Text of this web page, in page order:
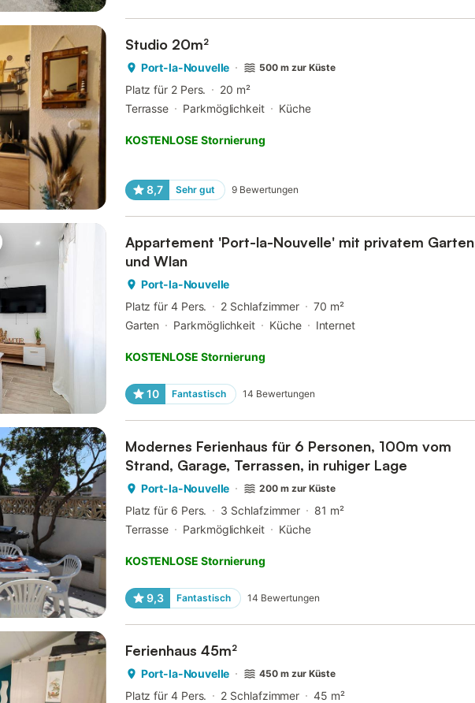
Studio 20m²
Port-la-Nouvelle 500 m zur Küste
Platz für 2 Pers.
20 m²
Terrasse
Parkmöglichkeit Küche
KOSTENLOSE Stornierung
8,7 Sehr gut 9 Bewertungen
Appartement 'Port-la-Nouvelle' mit privatem Garten
und Wlan
Port-la-Nouvelle
Platz für 4 Pers.
2 Schlafzimmer
70 m²
Garten
Parkmöglichkeit Küche Internet
KOSTENLOSE Stornierung
10 Fantastisch 14 Bewertungen
Modernes Ferienhaus für 6 Personen, 100m vom
Strand, Garage, Terrassen, in ruhiger Lage
Port-la-Nouvelle 200 m zur Küste
Platz für 6 Pers. 3 Schlafzimmer
81 m²
Terrasse
Parkmöglichkeit Küche
KOSTENLOSE Stornierung
9,3 Fantastisch 14 Bewertungen
Ferienhaus 45m²
Port-la-Nouvelle 450 m zur Küste
Platz für 4 Pers. 2 Schlafzimmer
45 m²